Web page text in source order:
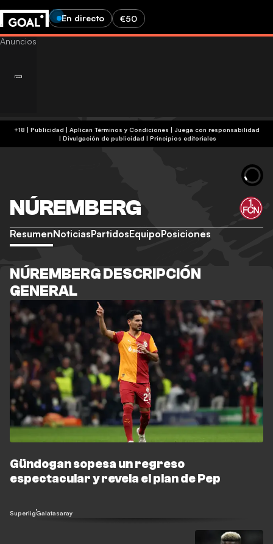
En directo €50
+18 | Publicidad | Aplican Términos y Condiciones | Juega con responsabilidad
| Divulgación de publicidad | Principios editoriales
NÚREMBERG
ResumenNoticiasPartidosEquipoPosiciones
NÚREMBERG DESCRIPCIÓN
GENERAL
Gündogan sopesa un regreso
espectacular y revela el plan de Pep
SuperligGalatasaray